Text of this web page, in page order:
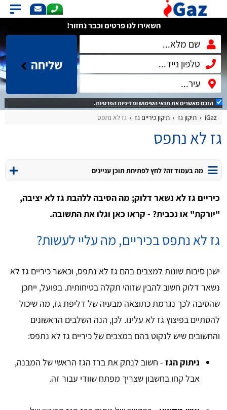
השאירו לנו פרטים וכבר נחזור!
שליחה
הנכם מאשרים את תנאי השימושומדיניות הפרטיות.
iGaz תיקון גז תיקון כיריים גז גז לא נתפס
גז לא נתפס
מה בעמוד זה? לחץ לפתיחת תוכן עניינים
כיריים גז לא נשאר דלוק; מה הסיבה ללהבת גז לא יציבה,
"יורקת" או נכבית? - קראו כאן וגלו את התשובה.
גז לא נתפס בכיריים, מה עליי לעשות?
ישנן סיבות שונות למצבים בהם גז לא נתפס, וכאשר כיריים גז לא
נשאר דלוק חשוב להבין שזוהי תקלה בטיחותית. בפועל, ייתכן
שהסיבה לכך נגרמת כתוצאה מבעיה של דליפת גז, מה שיכול
להסתיים בפיצוץ גז לא עלינו. לכן, הנה השלבים הראשונים
והחשובים שיש לנקוט בהם במצבים של כיריים גז לא נתפס:
ניתוק הגז - חשוב לנתק את ברז הגז הראשי של המבנה,
אבל קחו בחשבון שצריך מפתח שוודי עבור זה.